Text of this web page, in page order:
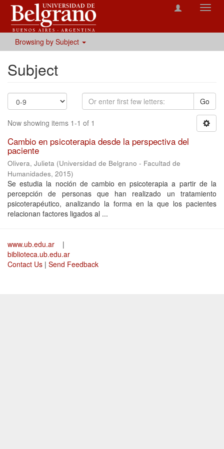
Browsing by Subject
Subject
Go
Now showing items 1-1 of 1
Cambio en psicoterapia desde la perspectiva del
paciente
Olivera, Julieta (Universidad de Belgrano - Facultad de
Humanidades, 2015)
Se estudia la noción de cambio en psicoterapia a partir de la
percepción de personas que han realizado un tratamiento
psicoterapéutico, analizando la forma en la que los pacientes
relacionan factores ligados al ...
www.ub.edu.ar
|
biblioteca.ub.edu.ar
Contact Us | Send Feedback